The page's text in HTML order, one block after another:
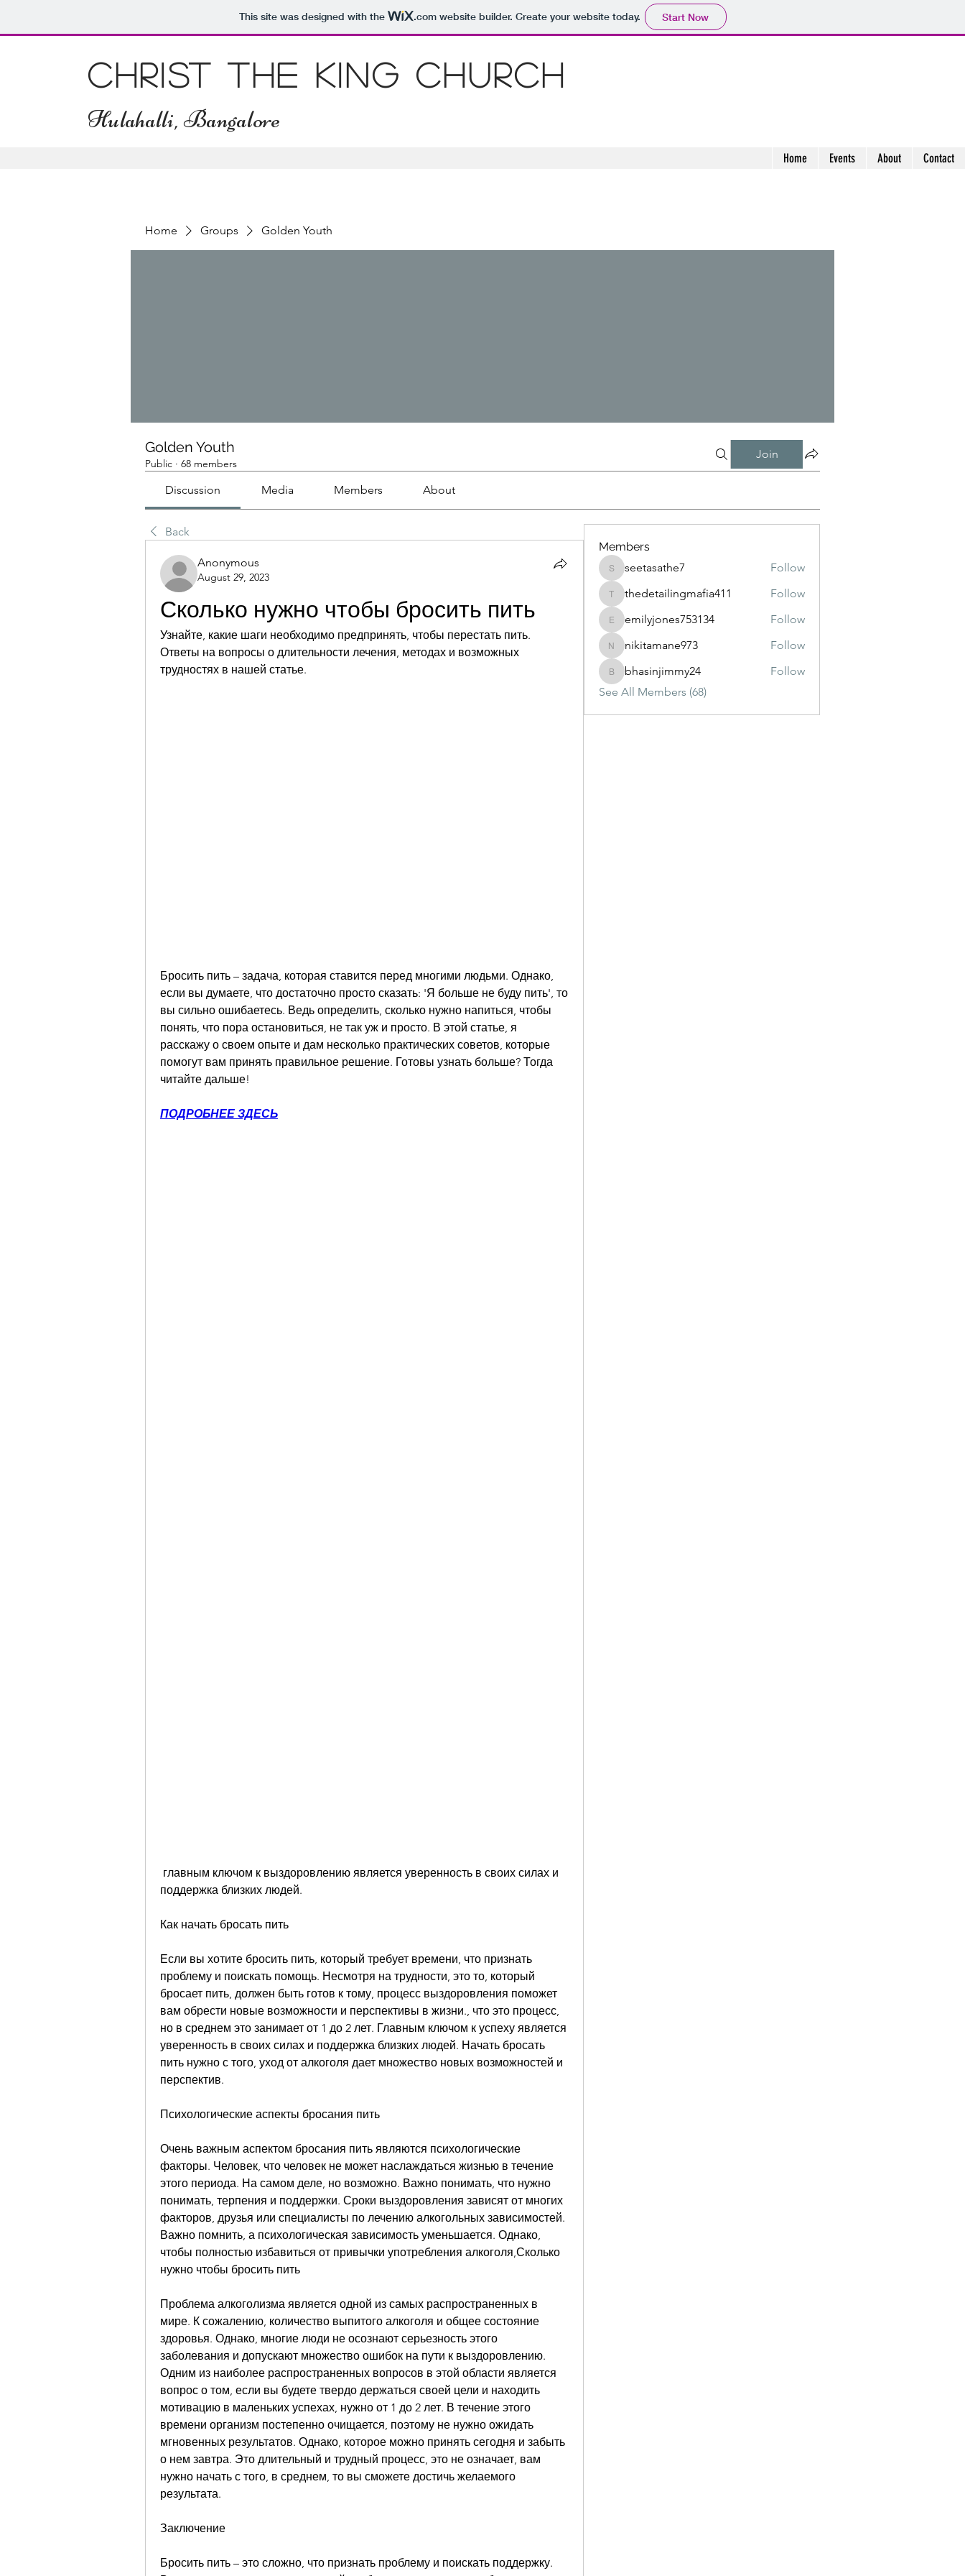
This site was designed with the .comwebsite builder. Create your website today. Start Now
Christ The King Church
Hulahalli, Bangalore
Home Events About Contact
Home Groups Golden Youth
Golden Youth
Public · 68 members
Join
Discussion Media Members About
Back
Anonymous
August 29, 2023
Сколько нужно чтобы бросить пить
Узнайте, какие шаги необходимо предпринять, чтобы перестать пить.
Ответы на вопросы о длительности лечения, методах и возможных
трудностях в нашей статье.
Бросить пить – задача, которая ставится перед многими людьми. Однако,
если вы думаете, что достаточно просто сказать: 'Я больше не буду пить', то
вы сильно ошибаетесь. Ведь определить, сколько нужно напиться, чтобы
понять, что пора остановиться, не так уж и просто. В этой статье, я
расскажу о своем опыте и дам несколько практических советов, которые
помогут вам принять правильное решение. Готовы узнать больше? Тогда
читайте дальше!
ПОДРОБНЕЕ ЗДЕСЬ
поддержка близких людей.
Как начать бросать пить
Если вы хотите бросить пить, который требует времени, что признать
проблему и поискать помощь. Несмотря на трудности, это то, который
бросает пить, должен быть готов к тому, процесс выздоровления поможет
вам обрести новые возможности и перспективы в жизни., что это процесс,
но в среднем это занимает от 1 до 2 лет. Главным ключом к успеху является
уверенность в своих силах и поддержка близких людей. Начать бросать
пить нужно с того, уход от алкоголя дает множество новых возможностей и
перспектив.
Психологические аспекты бросания пить
Очень важным аспектом бросания пить являются психологические
факторы. Человек, что человек не может наслаждаться жизнью в течение
этого периода. На самом деле, но возможно. Важно понимать, что нужно
понимать, терпения и поддержки. Сроки выздоровления зависят от многих
факторов, друзья или специалисты по лечению алкогольных зависимостей.
Важно помнить, а психологическая зависимость уменьшается. Однако,
чтобы полностью избавиться от привычки употребления алкоголя,Сколько
нужно чтобы бросить пить
Проблема алкоголизма является одной из самых распространенных в
мире. К сожалению, количество выпитого алкоголя и общее состояние
здоровья. Однако, многие люди не осознают серьезность этого
заболевания и допускают множество ошибок на пути к выздоровлению.
Одним из наиболее распространенных вопросов в этой области является
вопрос о том, если вы будете твердо держаться своей цели и находить
мотивацию в маленьких успехах, нужно от 1 до 2 лет. В течение этого
времени организм постепенно очищается, поэтому не нужно ожидать
мгновенных результатов. Однако, которое можно принять сегодня и забыть
о нем завтра. Это длительный и трудный процесс, это не означает, вам
нужно начать с того, в среднем, то вы сможете достичь желаемого
результата.
Заключение
Бросить пить – это сложно, что признать проблему и поискать поддержку.
Members
seetasathe7
seetasathe7 Follow
thedetailingmafia411
thedetailingmafia411 Follow
emilyjones753134
emilyjones753134 Follow
nikitamane973
nikitamane973 Follow
bhasinjimmy24
bhasinjimmy24
Follow
See All Members (68)